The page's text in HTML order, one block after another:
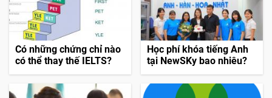
Có những chứng chỉ nào
có thể thay thế IELTS?
Học phí khóa tiếng Anh
tại NewSKy bao nhiêu?